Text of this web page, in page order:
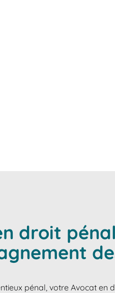
droit
pénal, votre Avocat en